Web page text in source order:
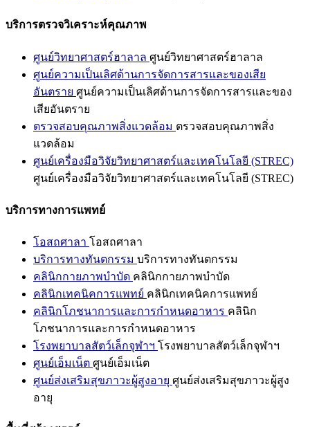
บริการตรวจวิเคราะห์คุณภาพ
ศูนย์วิทยาศาสตร์ฮาลาล ศูนย์วิทยาศาสตร์ฮาลาล
ศูนย์ความเป็นเลิศด้านการจัดการสารและของเสีย
อันตราย ศูนย์ความเป็นเลิศด้านการจัดการสารและของ
เสียอันตราย
ตรวจสอบคุณภาพสิ่งแวดล้อม ตรวจสอบคุณภาพสิ่ง
แวดล้อม
ศูนย์เครื่องมือวิจัยวิทยาศาสตร์และเทคโนโลยี (STREC)
ศูนย์เครื่องมือวิจัยวิทยาศาสตร์และเทคโนโลยี (STREC)
บริการทางการแพทย์
โอสถศาลา โอสถศาลา
บริการทางทันตกรรม บริการทางทันตกรรม
คลินิกกายภาพบำบัด คลินิกกายภาพบำบัด
คลินิกเทคนิคการแพทย์ คลินิกเทคนิคการแพทย์
คลินิกโภชนาการและการกำหนดอาหาร คลินิก
โภชนาการและการกำหนดอาหาร
โรงพยาบาลสัตว์เล็กจุฬาฯ โรงพยาบาลสัตว์เล็กจุฬาฯ
ศูนย์เอ็มเน็ต ศูนย์เอ็มเน็ต
ศูนย์ส่งเสริมสุขภาวะผู้สูงอายุ ศูนย์ส่งเสริมสุขภาวะผู้สูง
อายุ